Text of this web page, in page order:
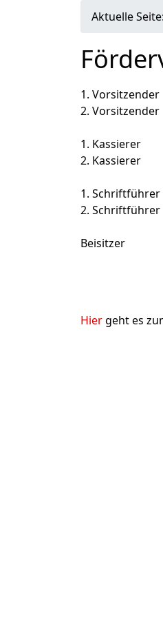
Aktuelle Seite:
1. Vorsitzender
2. Vorsitzender
1. Kassierer
2. Kassierer
1. Schriftführer
2. Schriftführer
Beisitzer
Hiergeht es